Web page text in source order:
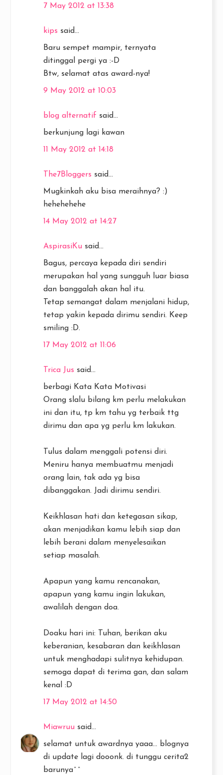
7 May 2012 at 13:38
kips said...
Baru sempet mampir, ternyata
ditinggal pergi ya :-D
Btw, selamat atas award-nya!
9 May 2012 at 10:03
blog alternatif said...
berkunjung lagi kawan
11 May 2012 at 14:18
The7Bloggers said...
Mugkinkah aku bisa meraihnya? :)
hehehehehe
14 May 2012 at 14:27
AspirasiKu said...
Bagus, percaya kepada diri sendiri
merupakan hal yang sungguh luar biasa
dan banggalah akan hal itu.
Tetap semangat dalam menjalani hidup,
tetap yakin kepada dirimu sendiri. Keep
smiling :D.
17 May 2012 at 11:06
Trica Jus said...
berbagi Kata Kata Motivasi
Orang slalu bilang km perlu melakukan
ini dan itu, tp km tahu yg terbaik ttg
dirimu dan apa yg perlu km lakukan.
Tulus dalam menggali potensi diri.
Meniru hanya membuatmu menjadi
orang lain, tak ada yg bisa
dibanggakan. Jadi dirimu sendiri.
Keikhlasan hati dan ketegasan sikap,
akan menjadikan kamu lebih siap dan
lebih berani dalam menyelesaikan
setiap masalah.
Apapun yang kamu rencanakan,
apapun yang kamu ingin lakukan,
awalilah dengan doa.
Doaku hari ini: Tuhan, berikan aku
keberanian, kesabaran dan keikhlasan
untuk menghadapi sulitnya kehidupan.
semoga dapat di terima gan, dan salam
kenal :D
17 May 2012 at 14:50
Miawruu said...
selamat untuk awardnya yaaa... blognya
di update lagi dooonk. di tunggu cerita2
barunya^^